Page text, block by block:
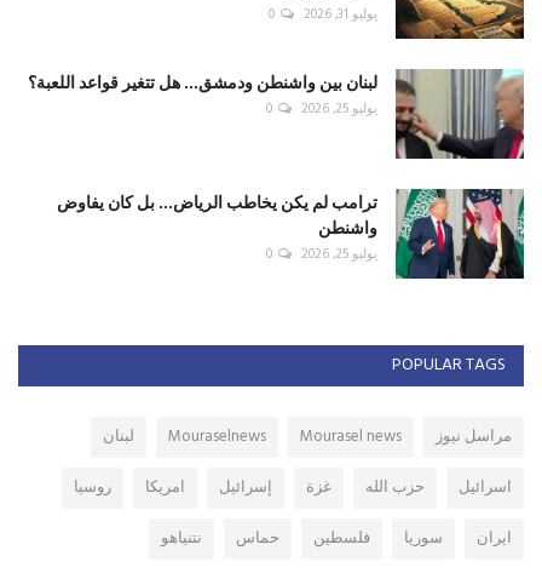
يوليو 31, 2026 0
لبنان بين واشنطن ودمشق... هل تتغير قواعد اللعبة؟
يوليو 25, 2026 0
ترامب لم يكن يخاطب الرياض... بل كان يفاوض
واشنطن
يوليو 25, 2026 0
POPULAR TAGS
مراسل نيوز Mourasel news
Mouraselnews
لبنان
اسرائيل
حزب الله غزة إسرائيل امريكا
روسيا
ايران
سوريا فلسطين حماس نتنياهو